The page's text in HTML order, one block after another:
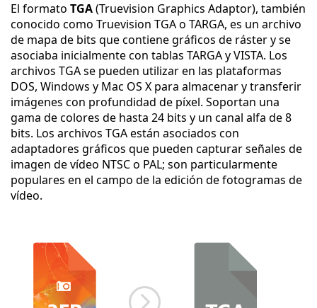
El formato TGA(Truevision Graphics Adaptor), también
conocido como Truevision TGA o TARGA, es un archivo
de mapa de bits que contiene gráficos de ráster y se
asociaba inicialmente con tablas TARGA y VISTA. Los
archivos TGA se pueden utilizar en las plataformas
DOS, Windows y Mac OS X para almacenar y transferir
imágenes con profundidad de píxel. Soportan una
gama de colores de hasta 24 bits y un canal alfa de 8
bits. Los archivos TGA están asociados con
adaptadores gráficos que pueden capturar señales de
imagen de vídeo NTSC o PAL; son particularmente
populares en el campo de la edición de fotogramas de
vídeo.